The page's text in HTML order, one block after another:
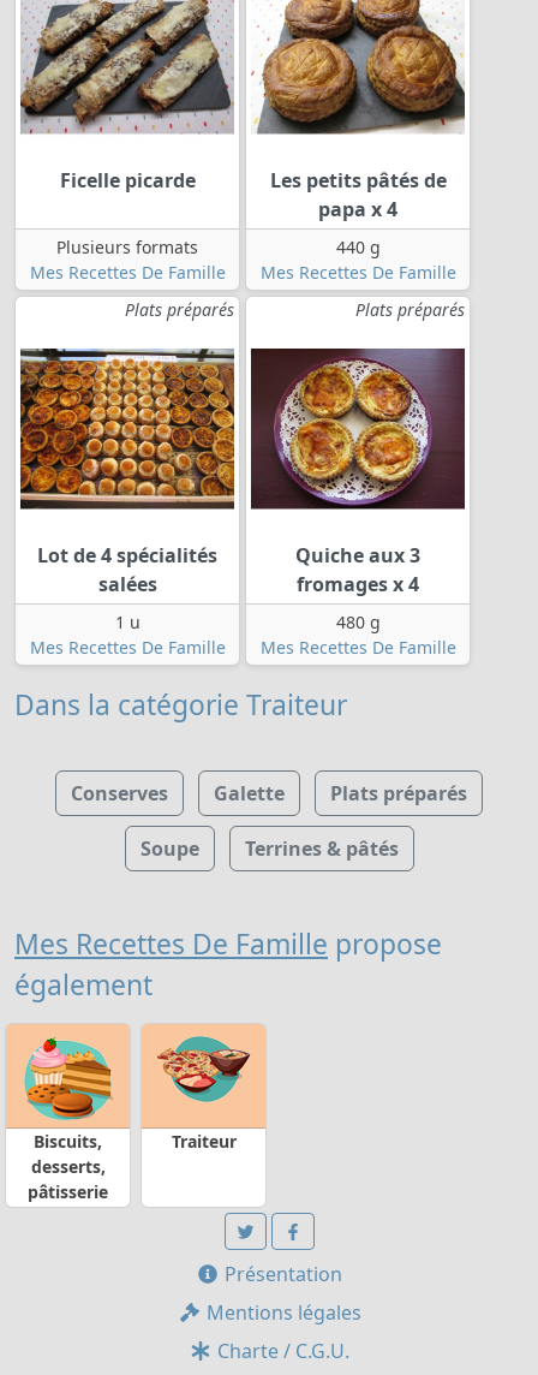
Ficelle picarde
Plusieurs formats
Mes Recettes De Famille
Les petits pâtés de
papa x 4
440 g
Mes Recettes De Famille
Plats préparés
Lot de 4 spécialités
salées
1 u
Mes Recettes De Famille
Plats préparés
Quiche aux 3
fromages x 4
480 g
Mes Recettes De Famille
Dans la catégorie Traiteur
Conserves Galette Plats préparés
Soupe Terrines & pâtés
Mes Recettes De Famille propose
également
Biscuits,
desserts,
pâtisserie
Traiteur
Présentation
Mentions légales
Charte / C.G.U.